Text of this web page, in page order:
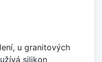
u granitových
silikon